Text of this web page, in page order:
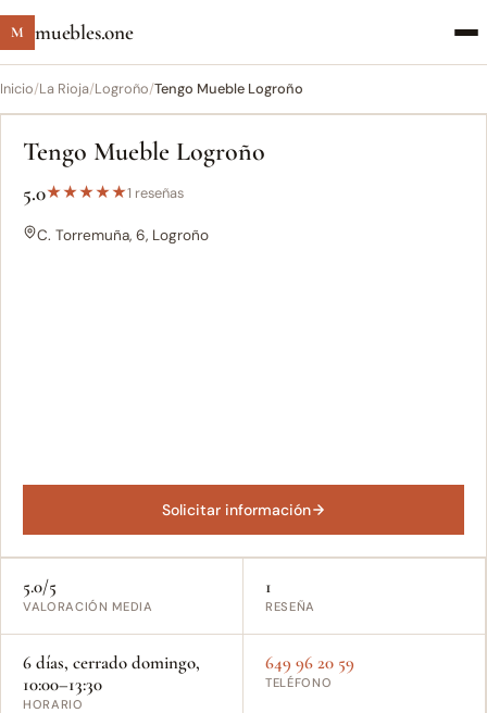
M muebles.one
Inicio/La Rioja/Logroño/Tengo Mueble Logroño
Tengo Mueble Logroño
5.0★★★★★1 reseñas
C. Torremuña, 6, Logroño
Solicitar información
5.0/5
VALORACIÓN MEDIA
1
RESEÑA
6 días, cerrado domingo,
10:00–13:30
HORARIO
649 96 20 59
TELÉFONO